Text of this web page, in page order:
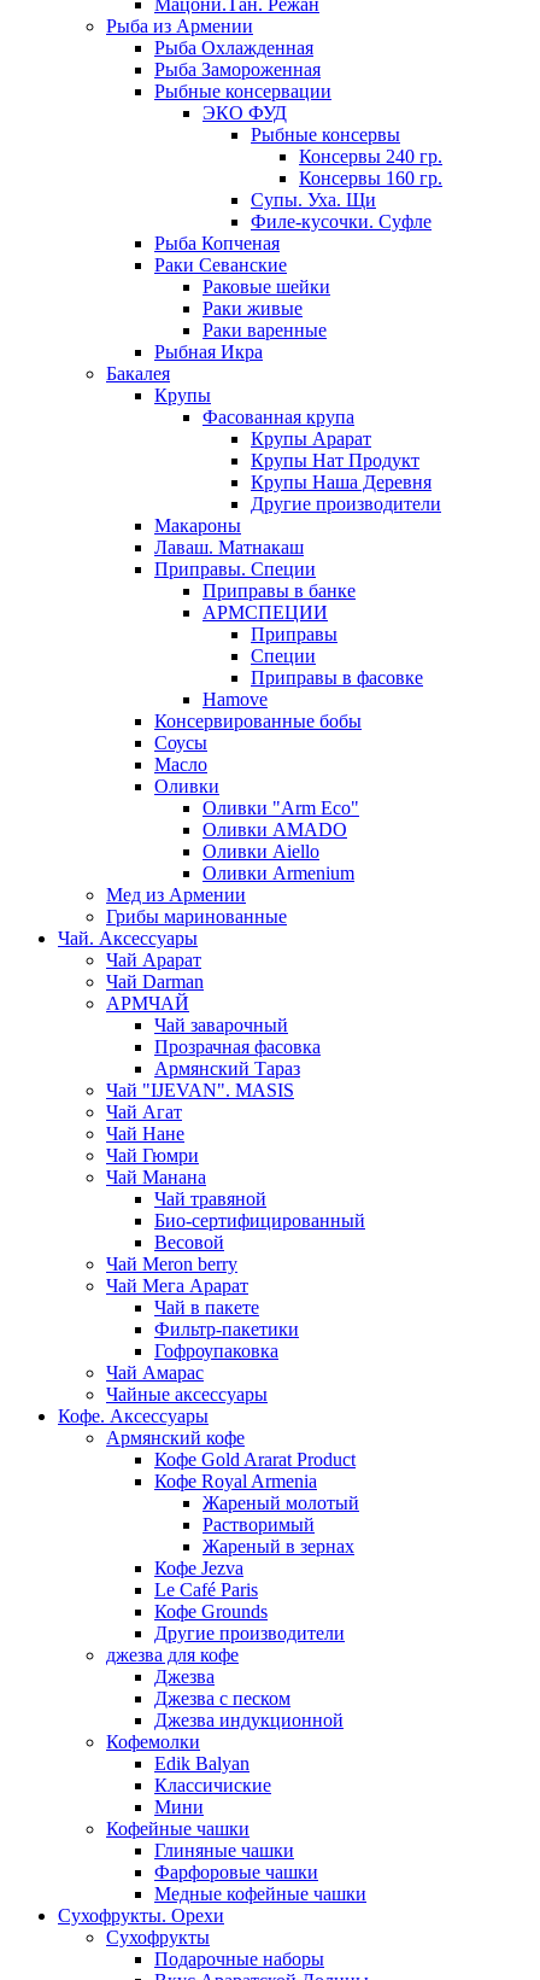
Мацони.Тан. Режан
Рыба из Армении
Рыба Охлажденная
Рыба Замороженная
Рыбные консервации
ЭКО ФУД
Рыбные консервы
Консервы 240 гр.
Консервы 160 гр.
Супы. Уха. Щи
Филе-кусочки. Суфле
Рыба Копченая
Раки Севанские
Раковые шейки
Раки живые
Раки варенные
Рыбная Икра
Бакалея
Крупы
Фасованная крупа
Крупы Арарат
Крупы Нат Продукт
Крупы Наша Деревня
Другие производители
Макароны
Лаваш. Матнакаш
Приправы. Специи
Приправы в банке
АРМСПЕЦИИ
Приправы
Специи
Приправы в фасовке
Hamove
Консервированные бобы
Соусы
Масло
Оливки
Оливки "Arm Eco"
Оливки AMADO
Оливки Aiello
Оливки Armenium
Мед из Армении
Грибы маринованные
Чай. Аксессуары
Чай Арарат
Чай Darman
АРМЧАЙ
Чай заварочный
Прозрачная фасовка
Армянский Тараз
Чай "IJEVAN". MASIS
Чай Агат
Чай Нане
Чай Гюмри
Чай Манана
Чай травяной
Био-сертифицированный
Весовой
Чай Meron berry
Чай Мега Арарат
Чай в пакете
Фильтр-пакетики
Гофроупаковка
Чай Амарас
Чайные аксессуары
Кофе. Аксессуары
Армянский кофе
Кофе Gold Ararat Product
Кофе Royal Armenia
Жареный молотый
Растворимый
Жареный в зернах
Кофе Jezva
Le Café Paris
Кофе Grounds
Другие производители
джезва для кофе
Джезва
Джезва с песком
Джезва индукционной
Кофемолки
Edik Balyan
Классичиские
Мини
Кофейные чашки
Глиняные чашки
Фарфоровые чашки
Медные кофейные чашки
Сухофрукты. Орехи
Сухофрукты
Подарочные наборы